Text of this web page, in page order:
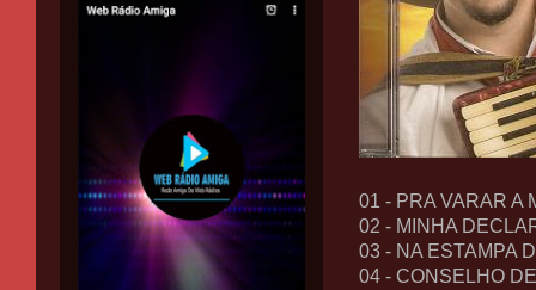
01 - PRA VARAR A
02 - MINHA
03 - NA ESTAMPA
04 - CONSELHO